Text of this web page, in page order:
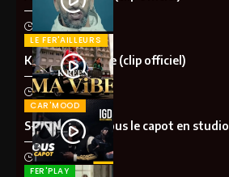
il y a 1 mois
LE FER'AILLEURS
K-Reen – Ma vibe (clip officiel)
il y a 1 mois
CAR'MOOD
S-Pion (IGD) – Sous le capot en studio
il y a 2 mois
FER'PLAY